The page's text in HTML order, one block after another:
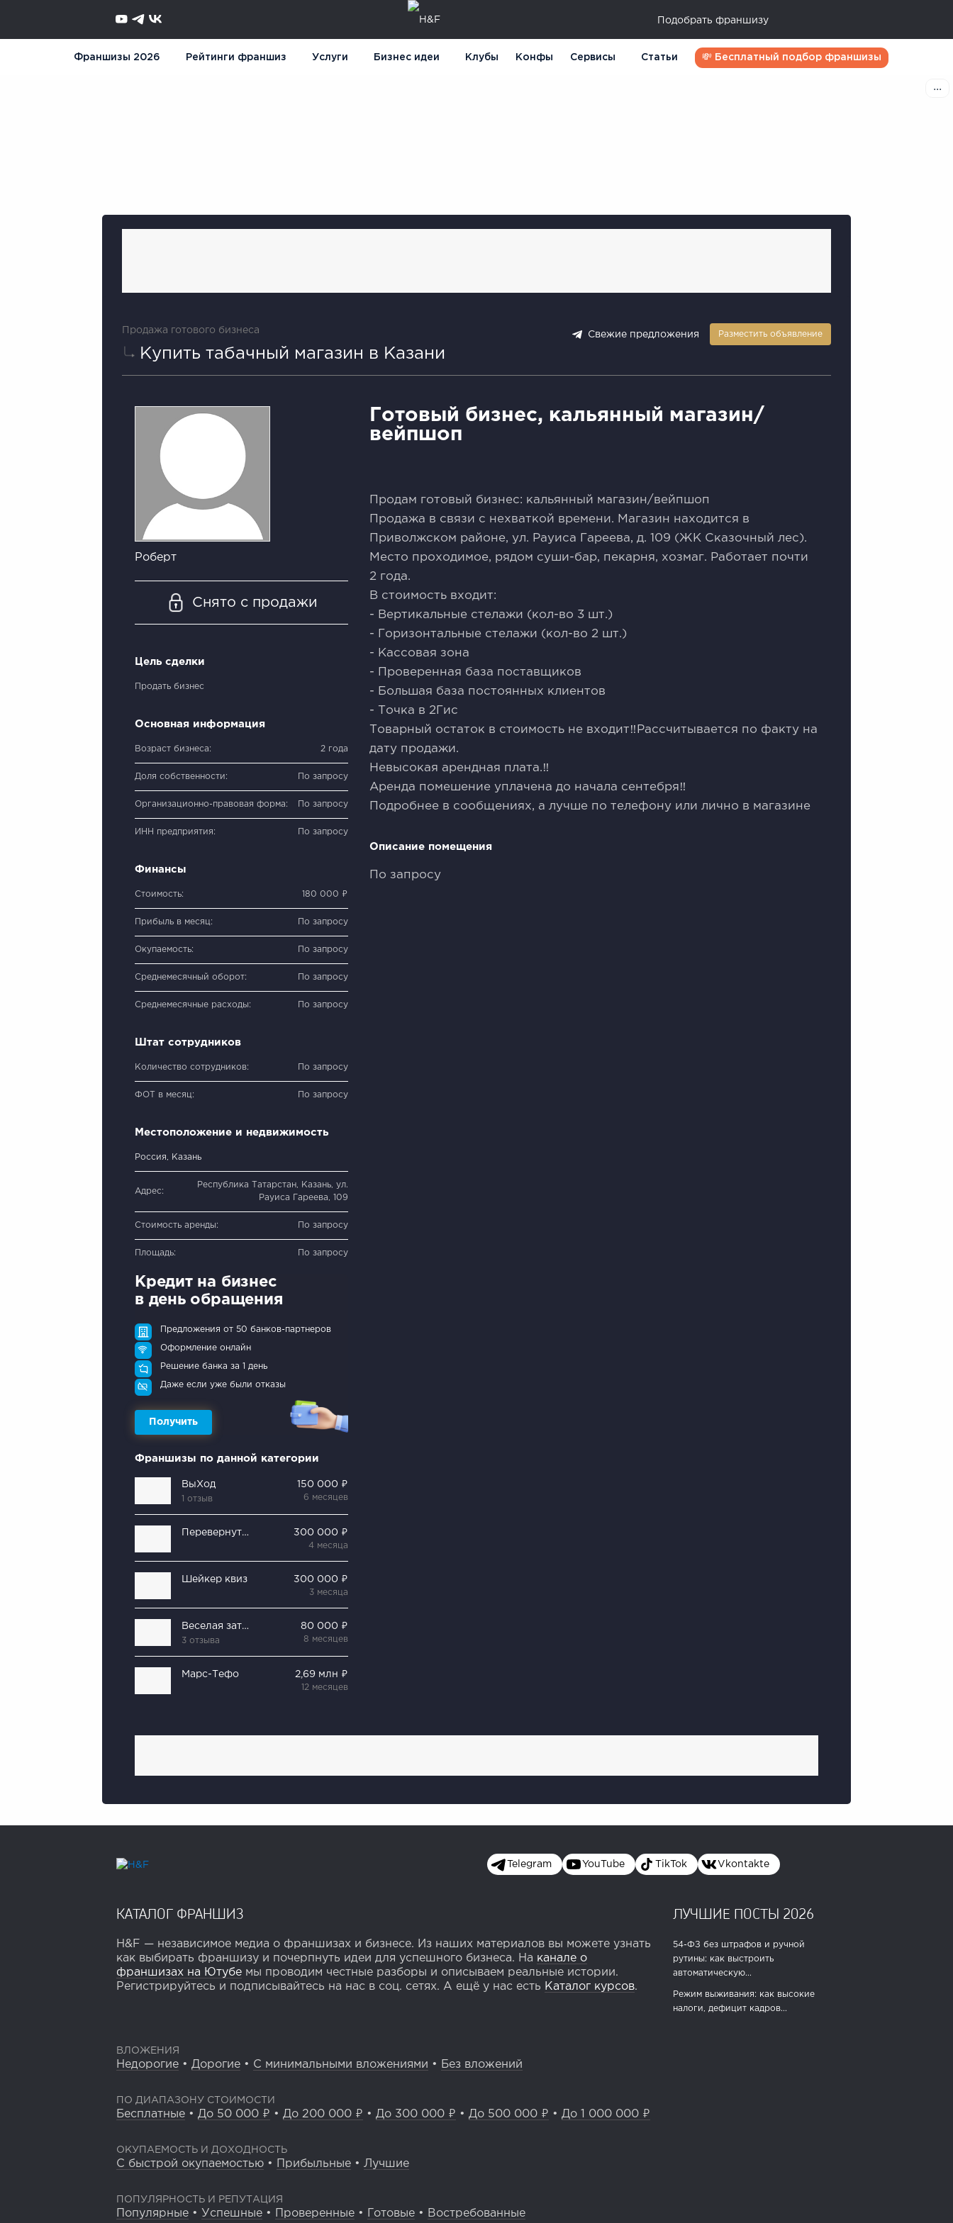
Подобрать франшизу
Франшизы 2026 Рейтинги франшиз Услуги Бизнес идеи Клубы Конфы Сервисы Статьи 💸 Бесплатный подбор франшизы
Продажа готового бизнеса
Купить табачный магазин в Казани
Свежие предложения Разместить объявление
Роберт
Снято с продажи
Цель сделки
Продать бизнес
Основная информация
Возраст бизнеса: 2 года
Доля собственности: По запросу
Организационно-правовая форма: По запросу
ИНН предприятия: По запросу
Финансы
Стоимость: 180 000 ₽
Прибыль в месяц: По запросу
Окупаемость: По запросу
Среднемесячный оборот: По запросу
Среднемесячные расходы: По запросу
Штат сотрудников
Количество сотрудников: По запросу
ФОТ в месяц: По запросу
Местоположение и недвижимость
Россия, Казань
Адрес:
Республика Татарстан, Казань, ул.
Рауиса Гареева, 109
Стоимость аренды: По запросу
Площадь: По запросу
Кредит на бизнес
в день обращения
Предложения от 50 банков-партнеров
Оформление онлайн
Решение банка за 1 день
Даже если уже были отказы
Получить
Франшизы по данной категории
ВыХод
1 отзыв
150 000 ₽
6 месяцев
Перевернутый дом 300 000 ₽
4 месяца
Шейкер квиз 300 000 ₽
3 месяца
Веселая затея
3 отзыва
80 000 ₽
8 месяцев
Марс-Тефо 2,69 млн ₽
12 месяцев
Готовый бизнес, кальянный магазин/
вейпшоп
Продам готовый бизнес: кальянный магазин/вейпшоп
Продажа в связи с нехваткой времени. Магазин находится в
Приволжском районе, ул. Рауиса Гареева, д. 109 (ЖК Сказочный лес).
Место проходимое, рядом суши-бар, пекарня, хозмаг. Работает почти
2 года.
В стоимость входит:
- Вертикальные стелажи (кол-во 3 шт.)
- Горизонтальные стелажи (кол-во 2 шт.)
- Кассовая зона
- Проверенная база поставщиков
- Большая база постоянных клиентов
- Точка в 2Гис
Товарный остаток в стоимость не входит‼️Рассчитывается по факту на
дату продажи.
Невысокая арендная плата.‼️
Аренда помешение уплачена до начала сентебря‼️
Подробнее в сообщениях, а лучше по телефону или лично в магазине
Описание помещения
По запросу
Telegram YouTube TikTok Vkontakte
КАТАЛОГ ФРАНШИЗ
H&F — независимое медиа о франшизах и бизнесе. Из наших материалов вы можете узнать
как выбирать франшизу и почерпнуть идеи для успешного бизнеса. На канале о
франшизах на Ютубе мы проводим честные разборы и описываем реальные истории.
Регистрируйтесь и подписывайтесь на нас в соц. сетях. А ещё у нас есть Каталог курсов.
ЛУЧШИЕ ПОСТЫ 2026
54-ФЗ без штрафов и ручной
рутины: как выстроить
автоматическую...
Режим выживания: как высокие
налоги, дефицит кадров...
ВЛОЖЕНИЯ
Недорогие • Дорогие • С минимальными вложениями • Без вложений
ПО ДИАПАЗОНУ СТОИМОСТИ
Бесплатные • До 50 000 ₽ • До 200 000 ₽ • До 300 000 ₽ • До 500 000 ₽ • До 1 000 000 ₽
ОКУПАЕМОСТЬ И ДОХОДНОСТЬ
С быстрой окупаемостью • Прибыльные • Лучшие
ПОПУЛЯРНОСТЬ И РЕПУТАЦИЯ
Популярные • Успешные • Проверенные • Готовые • Востребованные